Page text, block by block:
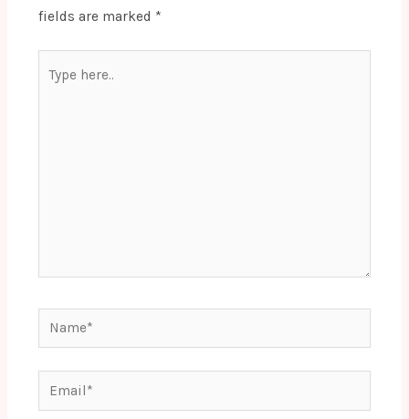
fields are marked *
here..
Name*
Email*